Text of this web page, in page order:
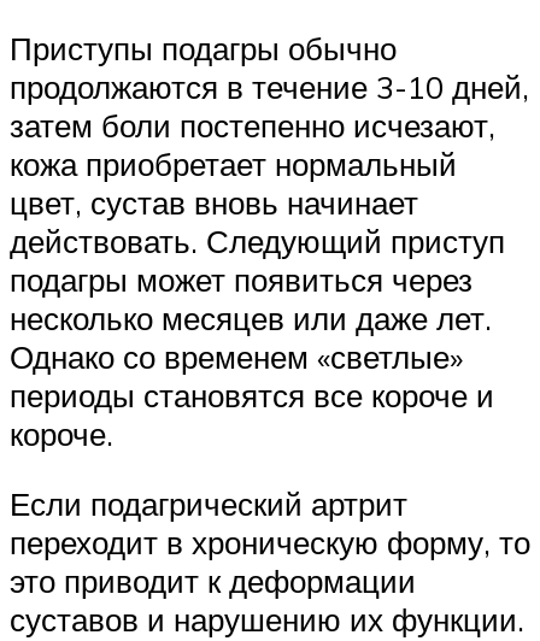
Приступы подагры обычно
продолжаются в течение 3-10 дней,
затем боли постепенно исчезают,
кожа приобретает нормальный
цвет, сустав вновь начинает
действовать. Следующий приступ
подагры может появиться через
несколько месяцев или даже лет.
Однако со временем «светлые»
периоды становятся все короче и
короче.
Если подагрический артрит
переходит в хроническую форму, то
это приводит к деформации
суставов и нарушению их функции.